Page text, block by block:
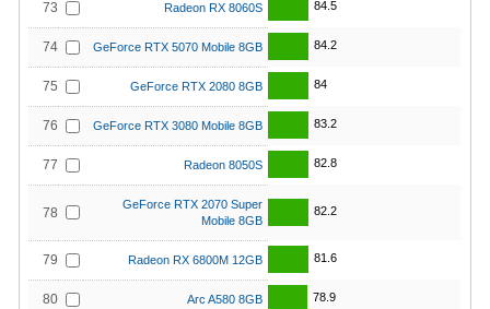
73 Radeon RX 8060S 84.5
74 GeForce RTX 5070 Mobile 8GB 84.2
75 GeForce RTX 2080 8GB 84
76 GeForce RTX 3080 Mobile 8GB 83.2
77 Radeon 8050S 82.8
78
GeForce RTX 2070 Super
Mobile 8GB
82.2
79 Radeon RX 6800M 12GB 81.6
80 Arc A580 8GB 78.9